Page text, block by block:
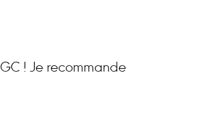
! Je recommande